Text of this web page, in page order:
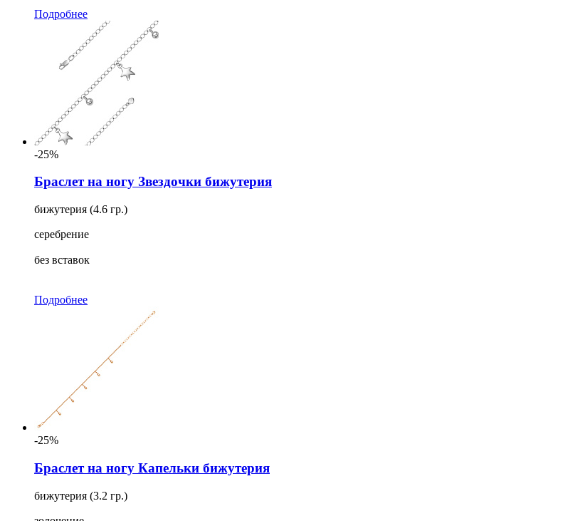
Подробнее
-25%
Браслет на ногу Звездочки бижутерия
бижутерия (4.6 гр.)
серебрение
без вставок
Подробнее
-25%
Браслет на ногу Капельки бижутерия
бижутерия (3.2 гр.)